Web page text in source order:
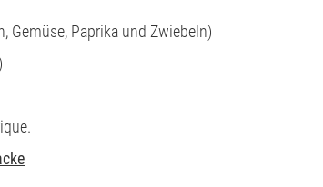
Gemüse, Paprika und Zwiebeln)